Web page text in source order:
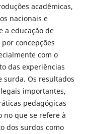
acadêmicas,
nacionais e
a educação de
concepções
com o
das experiências
Os resultados
importantes,
pedagógicas
no que se refere à
dos surdos como